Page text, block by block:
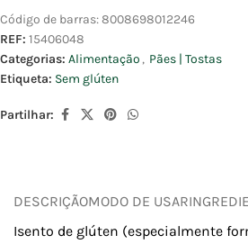
Código de barras:8008698012246
REF: 15406048
Categorias: Alimentação , Pães | Tostas
Etiqueta: Sem glúten
Partilhar:
DESCRIÇÃOMODO DE USAR
Isento de glúten (especialmente